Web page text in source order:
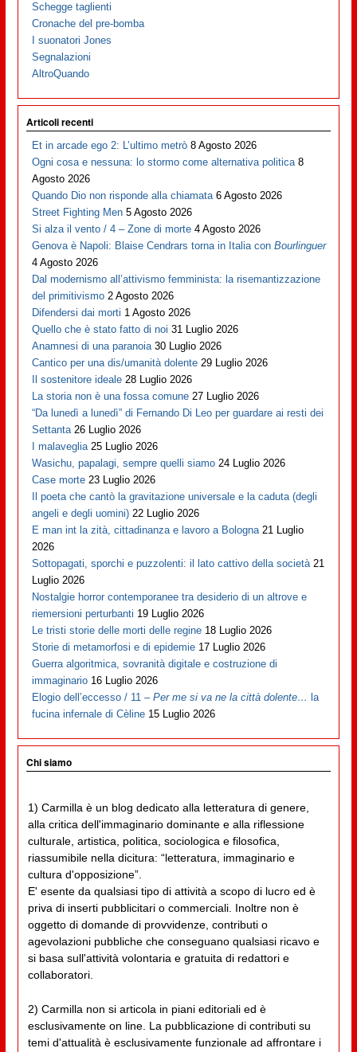
Schegge taglienti
Cronache del pre-bomba
I suonatori Jones
Segnalazioni
AltroQuando
Articoli recenti
Et in arcade ego 2: L’ultimo metrò 8 Agosto 2026
Ogni cosa e nessuna: lo stormo come alternativa politica 8
Agosto 2026
Quando Dio non risponde alla chiamata 6 Agosto 2026
Street Fighting Men 5 Agosto 2026
Si alza il vento / 4 – Zone di morte 4 Agosto 2026
Genova è Napoli: Blaise Cendrars torna in Italia conBourlinguer
4 Agosto 2026
Dal modernismo all’attivismo femminista: la risemantizzazione
del primitivismo 2 Agosto 2026
Difendersi dai morti 1 Agosto 2026
Quello che è stato fatto di noi 31 Luglio 2026
Anamnesi di una paranoia 30 Luglio 2026
Cantico per una dis/umanità dolente 29 Luglio 2026
Il sostenitore ideale 28 Luglio 2026
La storia non è una fossa comune 27 Luglio 2026
“Da lunedì a lunedì” di Fernando Di Leo per guardare ai resti dei
Settanta 26 Luglio 2026
I malaveglia 25 Luglio 2026
Wasichu, papalagi, sempre quelli siamo 24 Luglio 2026
Case morte 23 Luglio 2026
Il poeta che cantò la gravitazione universale e la caduta (degli
angeli e degli uomini) 22 Luglio 2026
E man int la zità, cittadinanza e lavoro a Bologna 21 Luglio
2026
Sottopagati, sporchi e puzzolenti: il lato cattivo della società 21
Luglio 2026
Nostalgie horror contemporanee tra desiderio di un altrove e
riemersioni perturbanti 19 Luglio 2026
Le tristi storie delle morti delle regine 18 Luglio 2026
Storie di metamorfosi e di epidemie 17 Luglio 2026
Guerra algoritmica, sovranità digitale e costruzione di
immaginario 16 Luglio 2026
Elogio dell’eccesso / 11 –Per me si va ne la città dolente… la
fucina infernale di Cèline 15 Luglio 2026
Chi siamo
1) Carmilla è un blog dedicato alla letteratura di genere,
alla critica dell'immaginario dominante e alla riflessione
culturale, artistica, politica, sociologica e filosofica,
riassumibile nella dicitura: “letteratura, immaginario e
cultura d'opposizione”.
E' esente da qualsiasi tipo di attività a scopo di lucro ed è
priva di inserti pubblicitari o commerciali. Inoltre non è
oggetto di domande di provvidenze, contributi o
agevolazioni pubbliche che conseguano qualsiasi ricavo e
si basa sull'attività volontaria e gratuita di redattori e
collaboratori.
2) Carmilla non si articola in piani editoriali ed è
esclusivamente on line. La pubblicazione di contributi su
temi d'attualità è esclusivamente funzionale ad affrontare i